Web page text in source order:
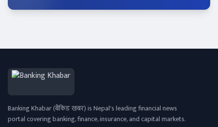
Banking Khabar (बैंकिङ खबर) is Nepal's leading financial news
portal covering banking, finance, insurance, and capital markets.